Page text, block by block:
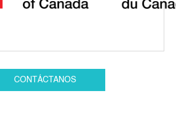
CONTÁCTANOS